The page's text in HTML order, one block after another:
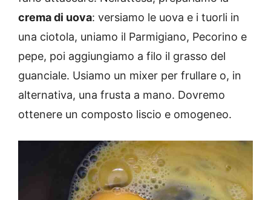
crema di uova: versiamo le uova e i tuorli in
una ciotola, uniamo il Parmigiano, Pecorino e
pepe, poi aggiungiamo a filo il grasso del
guanciale. Usiamo un mixer per frullare o, in
alternativa, una frusta a mano. Dovremo
ottenere un composto liscio e omogeneo.